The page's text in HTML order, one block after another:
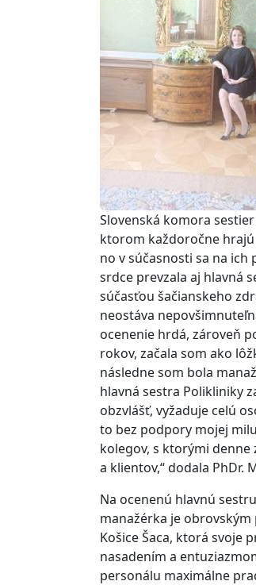
Slovenská komora
ktorom každoročne
no v súčasnosti sa na
srdce prevzala aj hlavná
súčasťou šačianskeho
neostáva
ocenenie hrdá, zároveň
rokov, začala som ako
následne som bola
hlavná sestra Polikliniky
obzvlášť, vyžaduje celú
to bez podpory mojej
kolegov, s ktorými
a klientov,“ dodala PhDr.
Na ocenenú hlavnú
manažérka je obrovským
Košice Šaca, ktorá svoje
nasadením a
personálu maximálne